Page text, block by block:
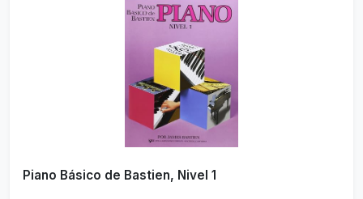
Piano Básico de Bastien, Nivel 1